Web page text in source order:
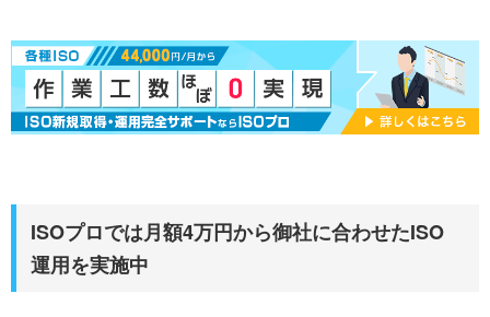
ISOプロでは月額4万円から御社に合わせたISO
運用を実施中